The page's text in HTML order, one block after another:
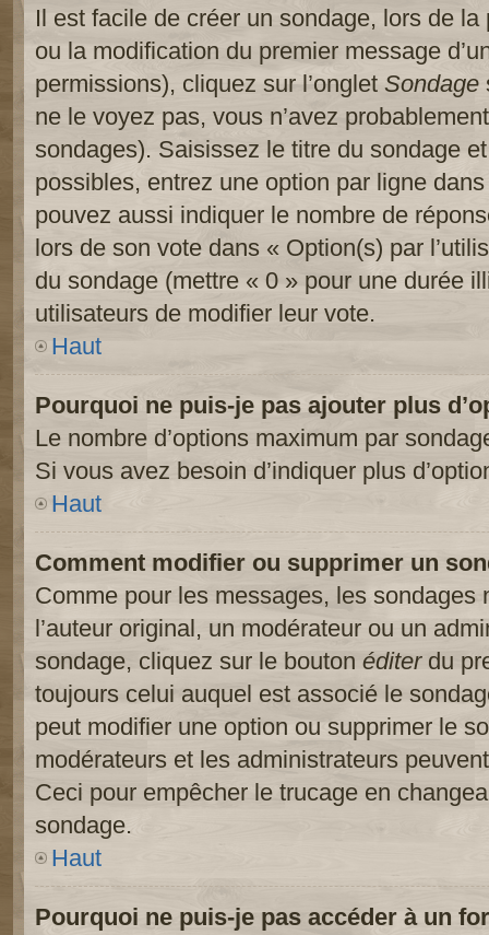
Il est facile de créer un sondage, lors de la
ou la modification du premier message
permissions), cliquez sur l’onglet Sondage
ne le voyez pas, vous n’avez
sondages). Saisissez le titre du sondage
possibles, entrez une option par ligne
pouvez aussi indiquer le nombre de
lors de son vote dans « Option(s) par
du sondage (mettre « 0 » pour une durée
utilisateurs de modifier leur vote.
Haut
Pourquoi ne puis-je pas ajouter plus
Le nombre d’options maximum par
Si vous avez besoin d’indiquer plus
Haut
Comment modifier ou supprimer un
Comme pour les messages, les sondages
l’auteur original, un modérateur ou un
sondage, cliquez sur le bouton éditerdu
toujours celui auquel est associé le
peut modifier une option ou supprimer le
modérateurs et les administrateurs
Ceci pour empêcher le trucage en
sondage.
Haut
Pourquoi ne puis-je pas accéder à un